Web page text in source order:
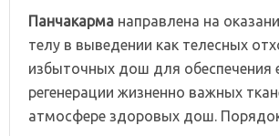
Панчакарма направлена на
телу в выведении как телесных
избыточных дош для обеспечения
регенерации жизненно важных
атмосфере здоровых дош.